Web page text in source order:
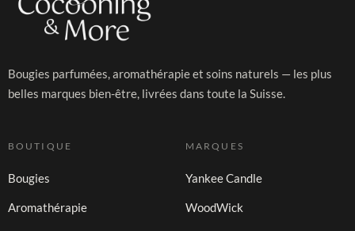
Bougies parfumées, aromathérapie et soins naturels — les plus
belles marques bien-être, livrées dans toute la Suisse.
BOUTIQUE
Bougies
Aromathérapie
MARQUES
Yankee Candle
WoodWick